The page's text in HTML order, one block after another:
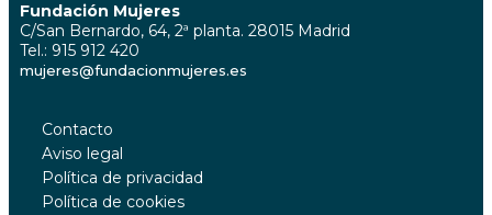
Fundación Mujeres
C/San Bernardo, 64, 2ª planta. 28015 Madrid
Tel.: 915 912 420
mujeres@fundacionmujeres.es
Contacto
Aviso legal
Política de privacidad
Política de cookies